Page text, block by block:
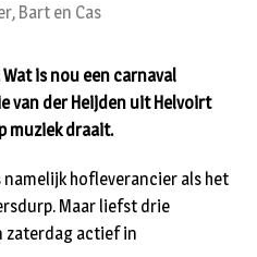
Bart en Cas
Wat is nou een carnaval
van der Heijden uit Helvoirt
muziek draait.
namelijk hofleverancier als het
Maar liefst drie
zaterdag actief in